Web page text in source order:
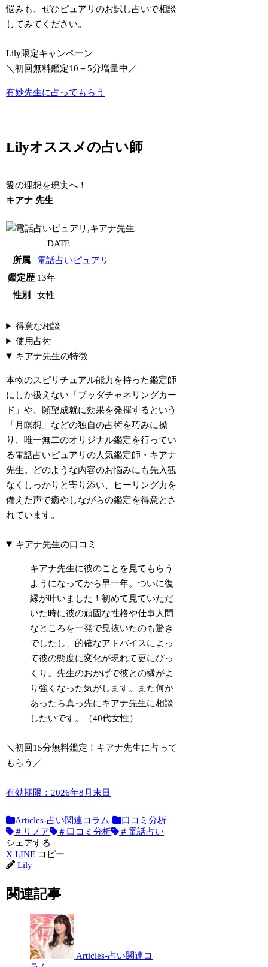
悩みも、ぜひピュアリのお試し占いで相談
してみてください。
Lily限定キャンペーン
＼初回無料鑑定10＋5分増量中／
有妙先生に占ってもらう
Lilyオススメの占い師
愛の理想を現実へ！
キアナ 先生
DATE
所属
電話占いピュアリ
鑑定歴 13年
性別
女性
得意な相談
使用占術
キアナ先生の特徴
本物のスピリチュアル能力を持った鑑定師
にしか扱えない「ブッダチャネリングカー
ド」や、願望成就に効果を発揮するという
「月瞑想」などの独自の占術を巧みに操
り、唯一無二のオリジナル鑑定を行ってい
る電話占いピュアリの人気鑑定師・キアナ
先生。どのような内容のお悩みにも先入観
なくしっかりと寄り添い、ヒーリング力を
備えた声で癒やしながらの鑑定を得意とさ
れています。
キアナ先生の口コミ
キアナ先生に彼のことを見てもらう
ようになってから早一年。ついに復
縁が叶いました！初めて見ていただ
いた時に彼の頑固な性格や仕事人間
なところを一発で見抜いたのも驚き
でしたし、的確なアドバイスによっ
て彼の態度に変化が現れて更にびっ
くり。先生のおかげで彼との縁がよ
り強くなった気がします。また何か
あったら真っ先にキアナ先生に相談
したいです。（40代女性）
＼初回15分無料鑑定！キアナ先生に占って
もらう／
有効期限：2026年8月末日
Articles-占い関連コラム-
口コミ分析
＃リノア
＃口コミ分析
＃電話占い
シェアする
X LINE コピー
Lily
関連記事
Articles-占い関連コ